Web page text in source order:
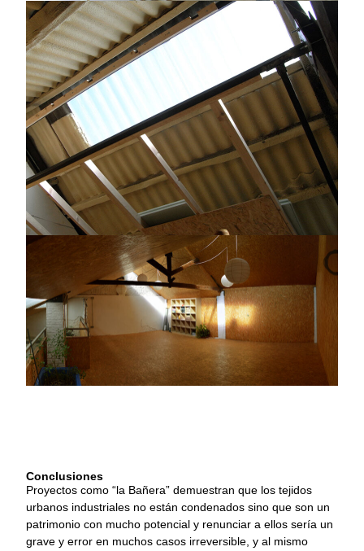
Conclusiones
Proyectos como “la Bañera” demuestran que los tejidos
urbanos industriales no están condenados sino que son un
patrimonio con mucho potencial y renunciar a ellos sería un
grave y error en muchos casos irreversible, y al mismo